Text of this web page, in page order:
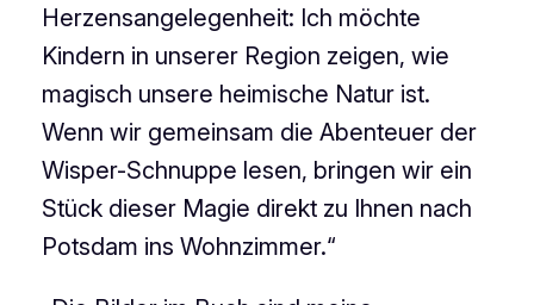
Herzensangelegenheit: Ich möchte
Kindern in unserer Region zeigen, wie
magisch unsere heimische Natur ist.
Wenn wir gemeinsam die Abenteuer der
Wisper-Schnuppe lesen, bringen wir ein
Stück dieser Magie direkt zu Ihnen nach
Potsdam ins Wohnzimmer.“